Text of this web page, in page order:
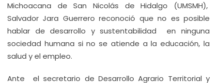
Michoacana de San Nicolás de Hidalgo (UMSMH),
Salvador Jara Guerrero reconoció que no es posible
hablar de desarrollo y sustentabilidad en ninguna
sociedad humana si no se atiende a la educación, la
salud y el empleo.
Ante el secretario de Desarrollo Agrario Territorial y